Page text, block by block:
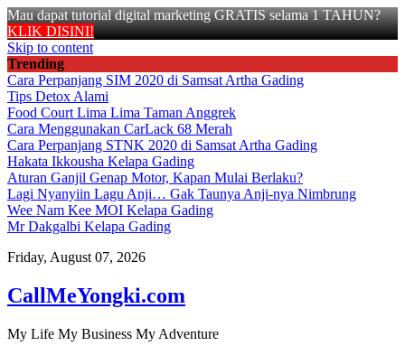
Mau dapat tutorial digital marketing GRATIS selama 1 TAHUN?
KLIK DISINI!
Skip to content
Trending
Cara Perpanjang SIM 2020 di Samsat Artha Gading
Tips Detox Alami
Food Court Lima Lima Taman Anggrek
Cara Menggunakan CarLack 68 Merah
Cara Perpanjang STNK 2020 di Samsat Artha Gading
Hakata Ikkousha Kelapa Gading
Aturan Ganjil Genap Motor, Kapan Mulai Berlaku?
Lagi Nyanyiin Lagu Anji… Gak Taunya Anji-nya Nimbrung
Wee Nam Kee MOI Kelapa Gading
Mr Dakgalbi Kelapa Gading
Friday, August 07, 2026
CallMeYongki.com
My Life My Business My Adventure